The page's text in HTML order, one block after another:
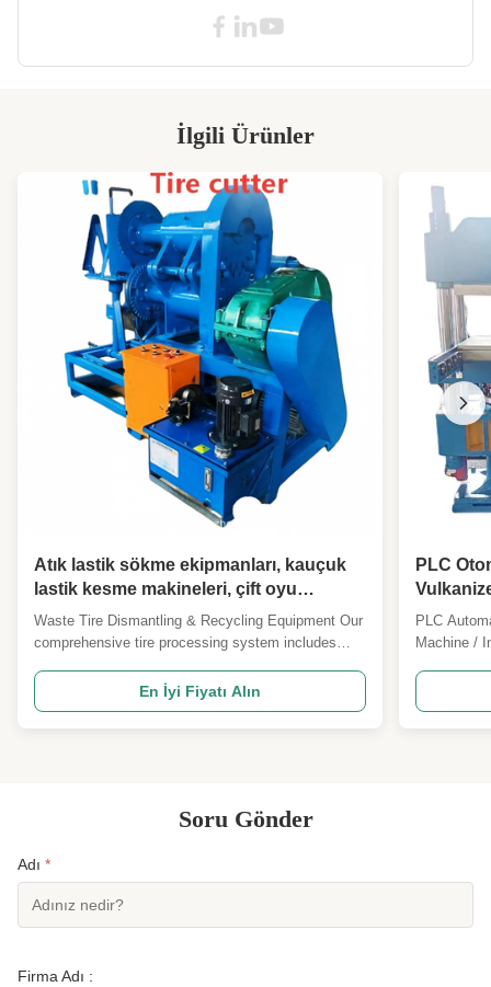
Soğuk Besleme Kauçuk Ekstruder
İlgili Ürünler
Atık lastik sökme ekipmanları, kauçuk
lastik kesme makineleri, çift oyu
parçalayıcı, kauçuk blok yapım
makineleri
Waste Tire Dismantling & Recycling Equipment Our
comprehensive tire processing system includes
and rubber block making equipment designed for
efficient waste tire recycling and material recovery.
Tire Cutting Machine Overview A specialized ...
En İyi Fiyatı Alın
PLC
Yatak
PLC
Machine /
insulation
Soru Gönder
Adı *
Firma Adı :